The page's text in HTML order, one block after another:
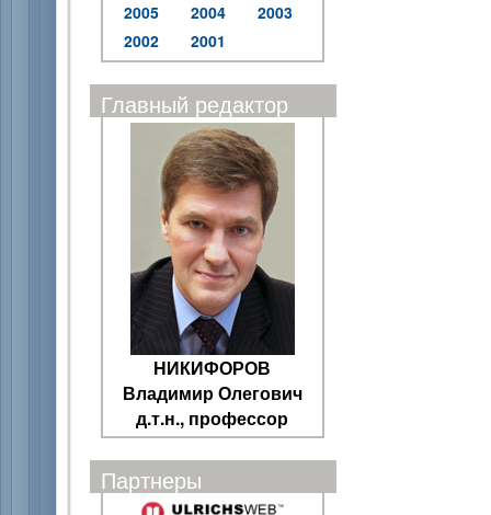
2005
2004
2003
2002
2001
Главный редактор
НИКИФОРОВ
Владимир Олегович
д.т.н., профессор
Партнеры